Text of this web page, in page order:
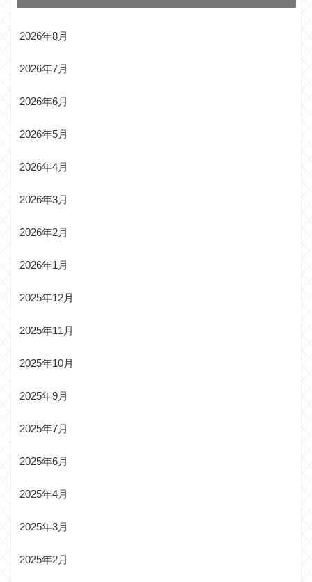
2026年8月
2026年7月
2026年6月
2026年5月
2026年4月
2026年3月
2026年2月
2026年1月
2025年12月
2025年11月
2025年10月
2025年9月
2025年7月
2025年6月
2025年4月
2025年3月
2025年2月